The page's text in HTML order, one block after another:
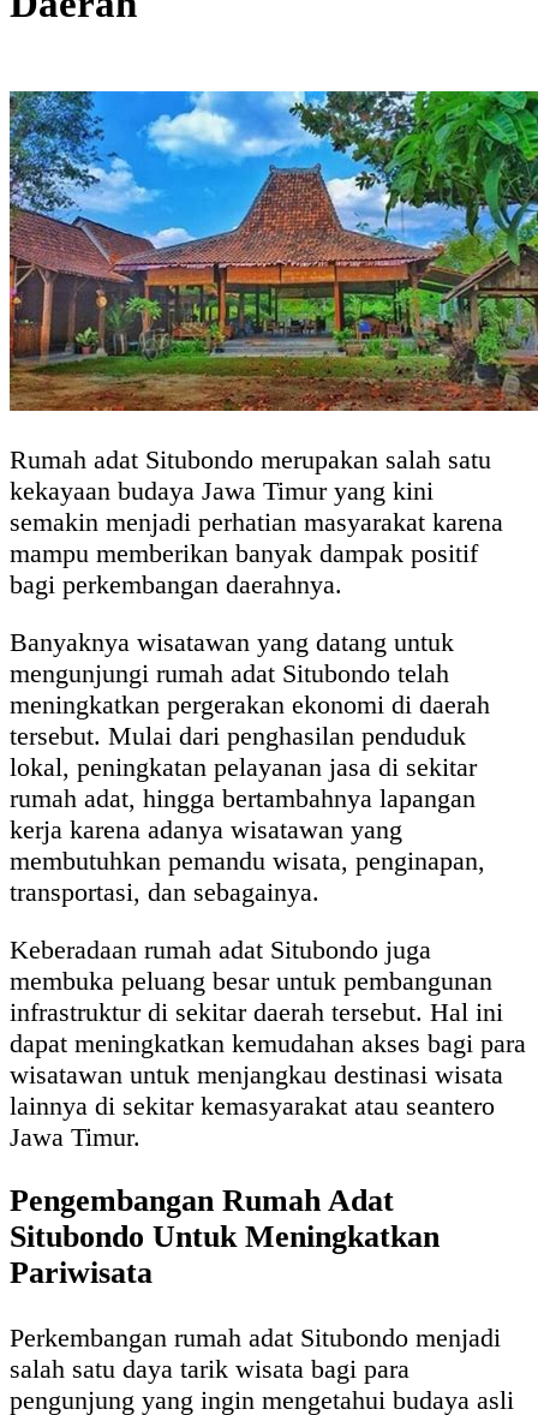
Rumah adat Situbondo merupakan salah satu
kekayaan budaya Jawa Timur yang kini
semakin menjadi perhatian masyarakat karena
mampu memberikan banyak dampak positif
bagi perkembangan daerahnya.
Banyaknya wisatawan yang datang untuk
mengunjungi rumah adat Situbondo telah
meningkatkan pergerakan ekonomi di daerah
tersebut. Mulai dari penghasilan penduduk
lokal, peningkatan pelayanan jasa di sekitar
rumah adat, hingga bertambahnya lapangan
kerja karena adanya wisatawan yang
membutuhkan pemandu wisata, penginapan,
transportasi, dan sebagainya.
Keberadaan rumah adat Situbondo juga
membuka peluang besar untuk pembangunan
infrastruktur di sekitar daerah tersebut. Hal ini
dapat meningkatkan kemudahan akses bagi para
wisatawan untuk menjangkau destinasi wisata
lainnya di sekitar kemasyarakat atau seantero
Jawa Timur.
Pengembangan Rumah Adat
Situbondo Untuk Meningkatkan
Pariwisata
Perkembangan rumah adat Situbondo menjadi
salah satu daya tarik wisata bagi para
pengunjung yang ingin mengetahui budaya asli